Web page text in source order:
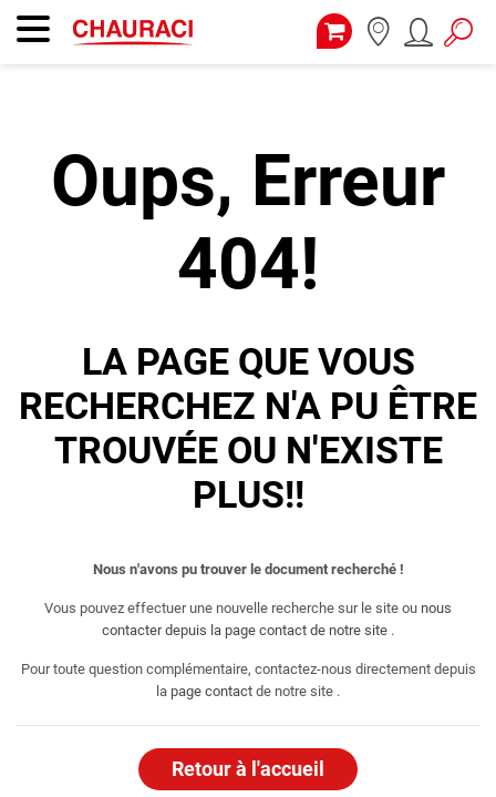
Oups, Erreur
404!
LA PAGE QUE VOUS
RECHERCHEZ N'A PU ÊTRE
TROUVÉE OU N'EXISTE
PLUS!!
Nous n'avons pu trouver le document recherché !
Vous pouvez effectuer une nouvelle recherche sur le site ou nous
contacter depuis la page contact de notre site .
Pour toute question complémentaire, contactez-nous directement depuis
la page contact de notre site .
Retour à l'accueil